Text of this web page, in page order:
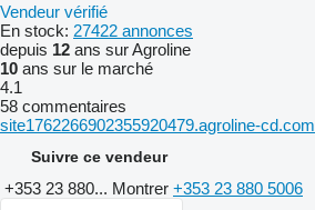
Vendeur vérifié
En stock: 27422 annonces
depuis 12 ans sur Agroline
10 ans sur le marché
4.1
58 commentaires
site1762266902355920479.agroline-cd.com
Suivre ce vendeur
+353 23 880... Montrer +353 23 880 5006